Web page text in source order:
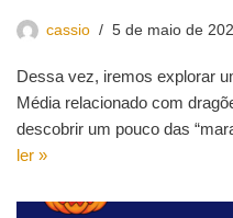
cassio 5 de maio de
Dessa vez, iremos explorar
Média relacionado com
descobrir um pouco das
ler »